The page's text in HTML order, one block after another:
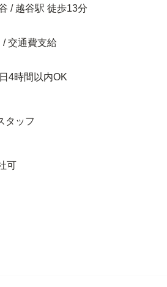
/ 越谷駅 徒歩13分
/ 交通費支給
4時間以内OK
タッフ
可